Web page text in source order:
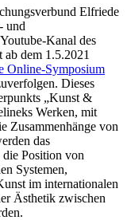
Elfriede
und
Kanal des
dem 1.5.2021
Online-Symposium
Dieses
„Kunst &
Werken, mit
Zusammenhänge von
das
Position von
Systemen,
im internationalen
Ästhetik zwischen